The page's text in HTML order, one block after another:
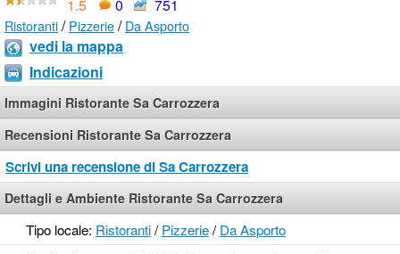
1.5
0 751
Ristoranti/Pizzerie/Da Asporto
vedi la mappa
Indicazioni
Immagini Ristorante Sa Carrozzera
Recensioni Ristorante Sa Carrozzera
Scrivi una recensione di Sa Carrozzera
Dettagli e Ambiente Ristorante Sa Carrozzera
Tipo locale: Ristoranti/Pizzerie/Da Asporto